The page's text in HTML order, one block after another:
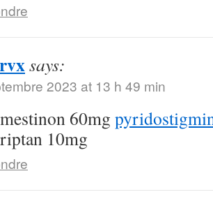
says:
2023 at 13 h 49 min
60mg
10mg